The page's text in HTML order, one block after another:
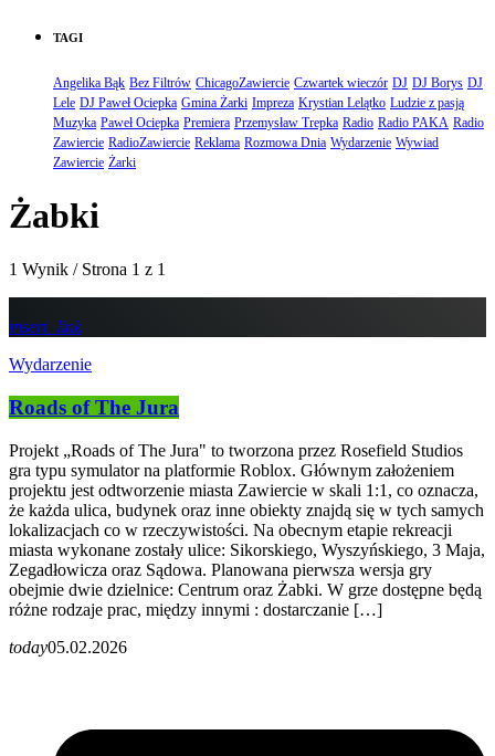
TAGI
Angelika Bąk Bez Filtrów ChicagoZawiercie Czwartek wieczór DJ DJ Borys DJ
Lele DJ Paweł Ociepka Gmina Żarki Impreza Krystian Lelątko Ludzie z pasją
Muzyka Paweł Ociepka Premiera Przemysław Trepka Radio Radio PAKA Radio
Zawiercie RadioZawiercie Reklama Rozmowa Dnia Wydarzenie Wywiad
Zawiercie Żarki
Żabki
1 Wynik / Strona 1 z 1
insert_link
Wydarzenie
Roads of The Jura
Projekt „Roads of The Jura" to tworzona przez Rosefield Studios
gra typu symulator na platformie Roblox. Głównym założeniem
projektu jest odtworzenie miasta Zawiercie w skali 1:1, co oznacza,
że każda ulica, budynek oraz inne obiekty znajdą się w tych samych
lokalizacjach co w rzeczywistości. Na obecnym etapie rekreacji
miasta wykonane zostały ulice: Sikorskiego, Wyszyńskiego, 3 Maja,
Zegadłowicza oraz Sądowa. Planowana pierwsza wersja gry
obejmie dwie dzielnice: Centrum oraz Żabki. W grze dostępne będą
różne rodzaje prac, między innymi : dostarczanie […]
today05.02.2026